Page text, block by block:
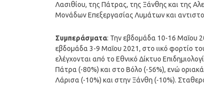
Λασιθίου, της Πάτρας, της Ξάνθης και της
Μονάδων Επεξεργασίας Λυμάτων και
Συμπεράσματα: Την εβδομάδα 10-16 Μαΐου
εβδομάδα 3-9 Μαΐου 2021, στο ιικό φορτίο
ελέγχονται από το Εθνικό Δίκτυο
Πάτρα (-80%) και στο Βόλο (-56%), ενώ
Λάρισα (-10%) και στην Ξάνθη (-10%).